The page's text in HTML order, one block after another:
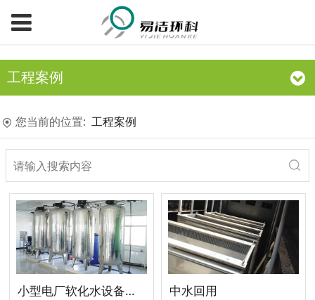
工程案例
您当前的位置: 工程案例
小型电厂软化水设备一角 中水回用